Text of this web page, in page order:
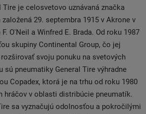
je celosvetovo uznávaná značka
29. septembra 1915 v Akrone v
O'Neil a Winfred E. Brada. Od roku 1987
skupiny Continental Group, čo jej
svoju ponuku na svetových
sú pneumatiky General Tire výhradne
Copadex, ktorá je na trhu od roku 1980
hráčov v oblasti distribúcie pneumatík.
sa vyznačujú odolnosťou a pokročilými